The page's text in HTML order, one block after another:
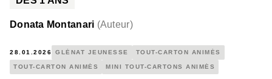
Donata Montanari (Auteur)
28.01.2026 GLÉNAT JEUNESSE TOUT-CARTON ANIMÉS
TOUT-CARTON ANIMÉS MINI TOUT-CARTONS ANIMÉS